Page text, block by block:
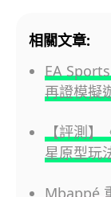
相關文章:
EA
再證模擬
【評測】
星原型玩